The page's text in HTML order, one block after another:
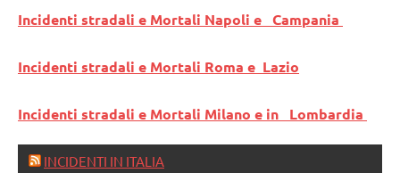
Incidenti stradali e Mortali Napoli e Campania
Incidenti stradali e Mortali Roma e Lazio
Incidenti stradali e Mortali Milano e in Lombardia
INCIDENTI IN ITALIA